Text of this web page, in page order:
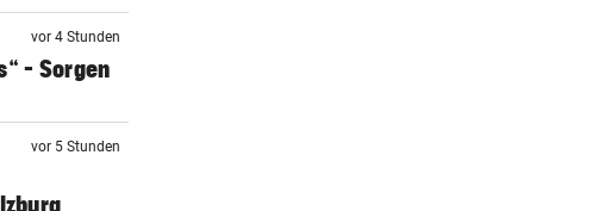
vor 4 Stunden
– Sorgen
vor 5 Stunden